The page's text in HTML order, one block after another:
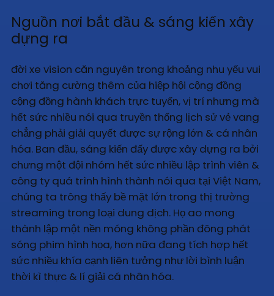
Nguồn nơi bắt đầu & sáng kiến xây
dựng ra
đời xe vision căn nguyên trong khoảng nhu yếu vui
chơi tăng cường thêm của hiệp hội cộng đồng
cộng đồng hành khách trực tuyến, vị trí nhưng mà
hết sức nhiều nói qua truyền thống lịch sử vẻ vang
chẳng phải giải quyết được sự rộng lớn & cá nhân
hóa. Ban đầu, sáng kiến đấy được xây dựng ra bởi
chưng một đội nhóm hết sức nhiều lập trình viên &
công ty quá trình hình thành nói qua tại Việt Nam,
chúng ta trông thấy bề mặt lớn trong thị trường
streaming trong loại dung dịch. Họ ao mong
thành lập một nền móng không phần đông phát
sóng phim hình họa, hơn nữa đang tích hợp hết
sức nhiều khía cạnh liên tưởng như lời bình luận
thời kì thực & lí giải cá nhân hóa.